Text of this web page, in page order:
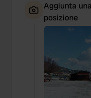
Aggiunta
posizione